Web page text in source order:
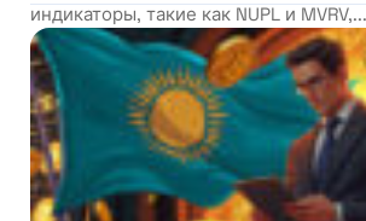
индикаторы, такие как NUPL и MVRV,...